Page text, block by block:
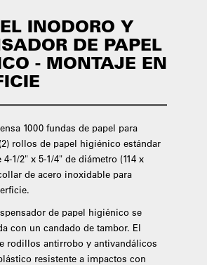
INODORO Y
DE PAPEL
- MONTAJE EN
1000 fundas de papel para
rollos de papel higiénico estándar
1/2" x 5-1/4" de diámetro (114 x
de acero inoxidable para
de papel higiénico se
con un candado de tambor. El
rodillos antirrobo y antivandálicos
resistente a impactos con